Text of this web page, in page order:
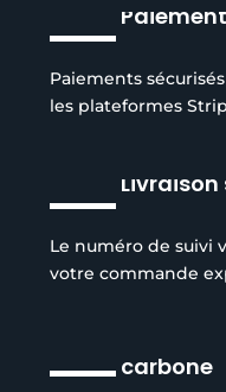
Paiements
les plateformes
Livraison
Le numéro de suivi
votre commande
carbone